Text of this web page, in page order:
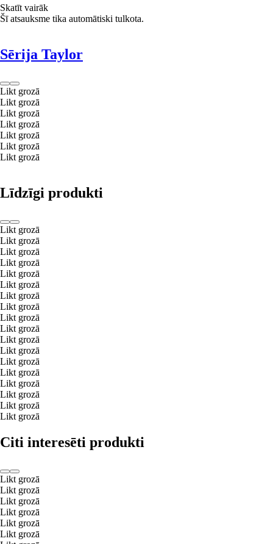
Skatīt vairāk
Šī atsauksme tika automātiski tulkota.
Sērija Taylor
Likt grozā
Likt grozā
Likt grozā
Likt grozā
Likt grozā
Likt grozā
Likt grozā
Līdzīgi produkti
Likt grozā
Likt grozā
Likt grozā
Likt grozā
Likt grozā
Likt grozā
Likt grozā
Likt grozā
Likt grozā
Likt grozā
Likt grozā
Likt grozā
Likt grozā
Likt grozā
Likt grozā
Likt grozā
Likt grozā
Likt grozā
Citi interesēti produkti
Likt grozā
Likt grozā
Likt grozā
Likt grozā
Likt grozā
Likt grozā